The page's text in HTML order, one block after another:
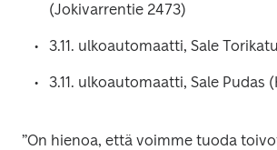
(Jokivarrentie 2473)
3.11. ulkoautomaatti, Sale
3.11. ulkoautomaatti, Sale Pudas
”On hienoa, että voimme tuoda